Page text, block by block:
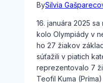
BySilvia
16. januára 2025
kolo Olympiády v
ho 27 žiakov
súťažili v piatich
reprezentovalo 7
Teofil Kuma